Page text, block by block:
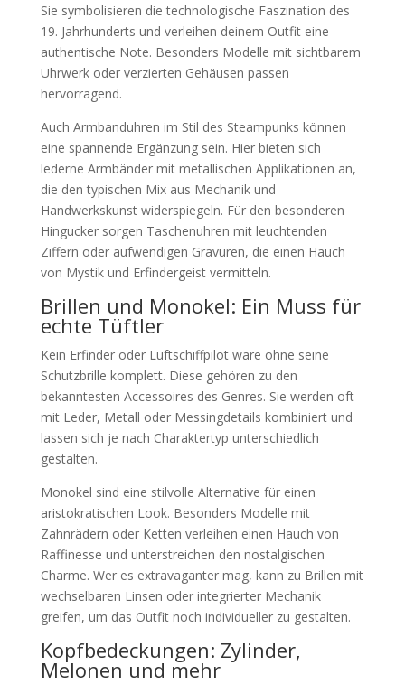
Sie symbolisieren die technologische Faszination des
19. Jahrhunderts und verleihen deinem Outfit eine
authentische Note. Besonders Modelle mit sichtbarem
Uhrwerk oder verzierten Gehäusen passen
hervorragend.
Auch Armbanduhren im Stil des Steampunks können
eine spannende Ergänzung sein. Hier bieten sich
lederne Armbänder mit metallischen Applikationen an,
die den typischen Mix aus Mechanik und
Handwerkskunst widerspiegeln. Für den besonderen
Hingucker sorgen Taschenuhren mit leuchtenden
Ziffern oder aufwendigen Gravuren, die einen Hauch
von Mystik und Erfindergeist vermitteln.
Brillen und Monokel: Ein Muss für
echte Tüftler
Kein Erfinder oder Luftschiffpilot wäre ohne seine
Schutzbrille komplett. Diese gehören zu den
bekanntesten Accessoires des Genres. Sie werden oft
mit Leder, Metall oder Messingdetails kombiniert und
lassen sich je nach Charaktertyp unterschiedlich
gestalten.
Monokel sind eine stilvolle Alternative für einen
aristokratischen Look. Besonders Modelle mit
Zahnrädern oder Ketten verleihen einen Hauch von
Raffinesse und unterstreichen den nostalgischen
Charme. Wer es extravaganter mag, kann zu Brillen mit
wechselbaren Linsen oder integrierter Mechanik
greifen, um das Outfit noch individueller zu gestalten.
Kopfbedeckungen: Zylinder,
Melonen und mehr